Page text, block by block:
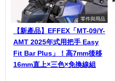
零件與用品
【新產品】EFFEX「MT-09/Y-
AMT 2025年式用把手 Easy
Fit Bar Plus」！高7mm後移
16mm直上×三色×免換線組